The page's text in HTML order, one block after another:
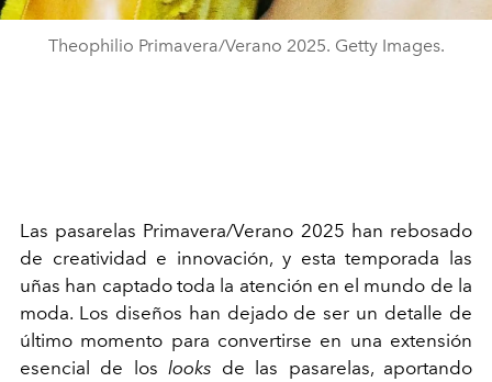
Theophilio Primavera/Verano 2025. Getty Images.
Las pasarelas Primavera/Verano 2025 han rebosado
de creatividad e innovación, y esta temporada las
uñas han captado toda la atención en el mundo de la
moda. Los diseños han dejado de ser un detalle de
último momento para convertirse en una extensión
esencial de los looks de las pasarelas, aportando